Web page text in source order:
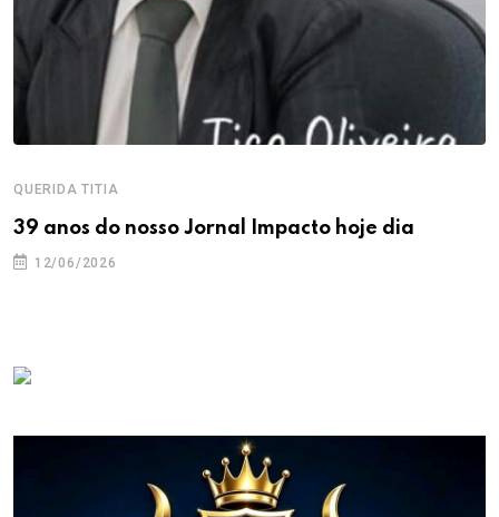
QUERIDA TITIA
39 anos do nosso Jornal Impacto hoje dia
12/06/2026